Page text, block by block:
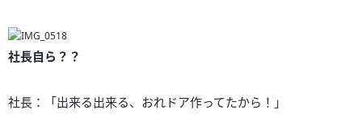
社長自ら？？
社長：「出来る出来る、おれドア作ってたから！」